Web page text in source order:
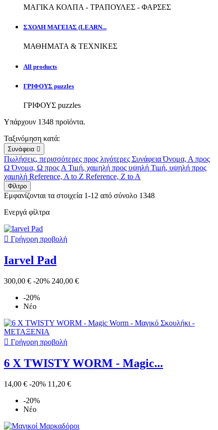
ΜΑΓΙΚΑ ΚΟΛΠΑ - ΤΡΑΠΟΥΛΕΣ - ΦΑΡΣΕΣ
ΣΧΟΛΗ ΜΑΓΕΙΑΣ (LEARN...
ΜΑΘΗΜΑΤΑ & ΤΕΧΝΙΚΕΣ
All products
ΓΡΙΦΟΥΣ puzzles
ΓΡΙΦΟΥΣ puzzles
Υπάρχουν 1348 προϊόντα.
Ταξινόμηση κατά:
Συνάφεια 
Πωλήσεις, περισσότερες προς λιγότερες ΣυνάφειαΌνομα, Α προς
ΩΌνομα, Ω προς Α Τιμή, χαμηλή προς υψηλή Τιμή, υψηλή προς
χαμηλή Reference, A to Z Reference, Z to A
Φίλτρο
Εμφανίζονται τα στοιχεία 1-12 από σύνολο 1348
Ενεργά φίλτρα
 Γρήγορη προβολή
Iarvel Pad
300,00 € -20% 240,00 €
-20%
Νέο
 Γρήγορη προβολή
6 X TWISTY WORM - Magic...
14,00 € -20% 11,20 €
-20%
Νέο